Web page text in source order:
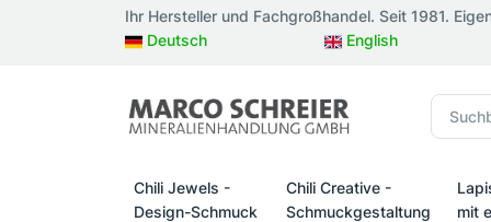
Ihr Hersteller und Fachgroßhandel. Seit 1981.
Deutsch
English
Chili Jewels -
Design-Schmuck
Chili Creative -
Schmuckgestaltung
mit